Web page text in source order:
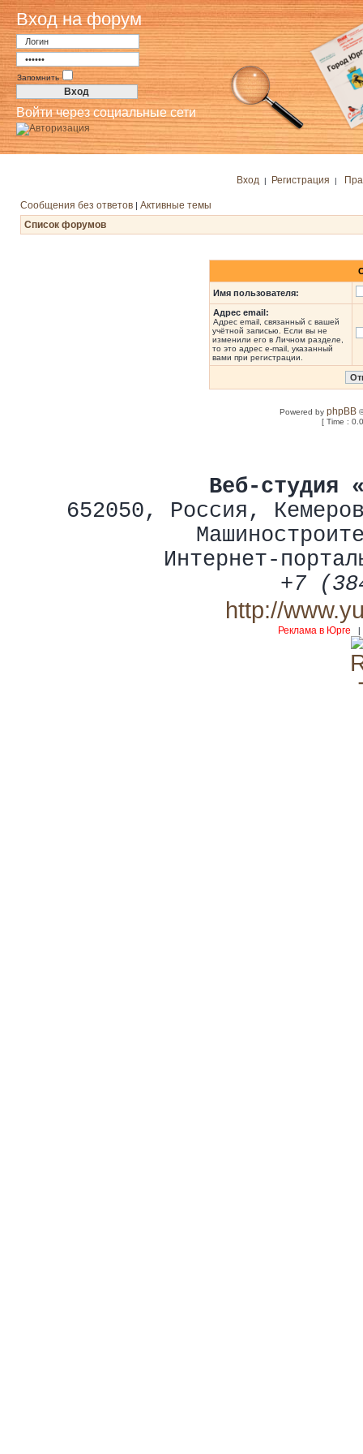
Вход на форум
Запомнить
Войти через социальные сети
Вход | Регистрация |
Сообщения без ответов | Активные темы
Список форумов
Имя пользователя:
Адрес email:
Адрес email, связанный с вашей
учётной записью. Если вы не
изменили его в Личном разделе,
то это адрес e-mail, указанный
вами при регистрации.
Powered byphpBB
[ Time :
Веб-студия
652050, Россия ,
Интернет-
+7
http://
Реклама в Юрге